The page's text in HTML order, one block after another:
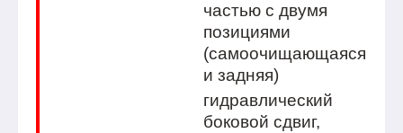
частью с двумя
позициями
(самоочищающаяся
и задняя)
гидравлический
боковой сдвиг,